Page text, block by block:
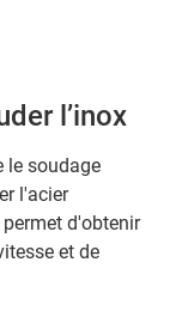
l’inox
le soudage
l'acier
d'obtenir
et de